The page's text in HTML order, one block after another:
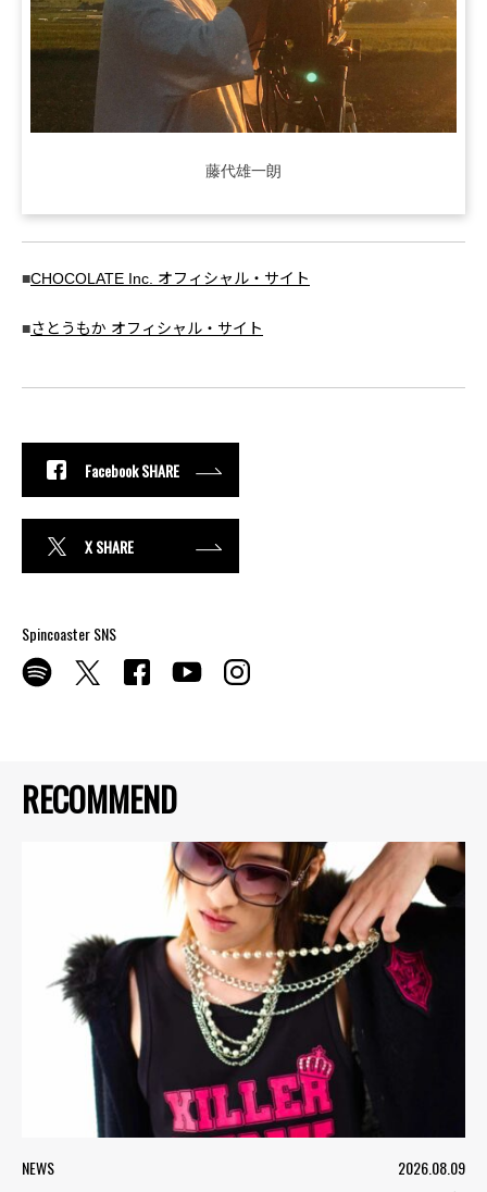
RECOMMEND
NEWS 2026.08.09
藤代雄一朗
■CHOCOLATE Inc. オフィシャル・サイト
■さとうもか オフィシャル・サイト
Facebook SHARE
X SHARE
Spincoaster SNS